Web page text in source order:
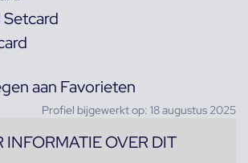
aan Favorieten
Profiel bijgewerkt op: 18 augustus 2025
INFORMATIE OVER DIT